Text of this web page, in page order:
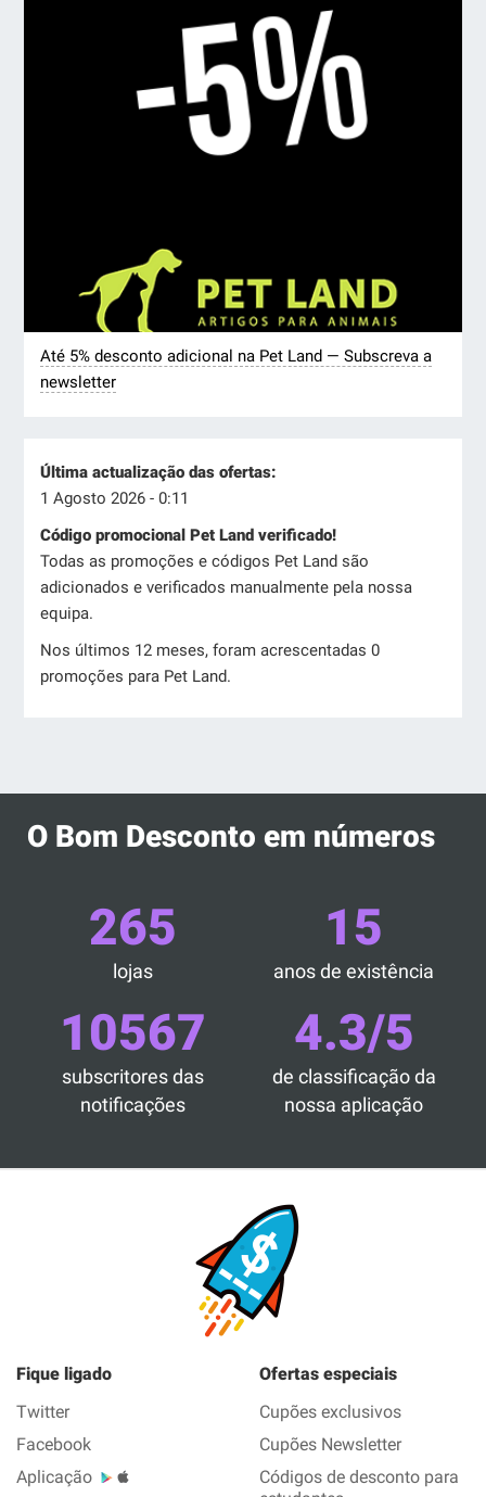
Até 5% desconto adicional na Pet Land — Subscreva a
newsletter
Última actualização das ofertas:
1 Agosto 2026 - 0:11
Código promocional Pet Land verificado!
Todas as promoções e códigos Pet Land são
adicionados e verificados manualmente pela nossa
equipa.
Nos últimos 12 meses, foram acrescentadas 0
promoções para Pet Land.
O Bom Desconto em números
265
lojas
15
anos de existência
10567
subscritores das
notificações
4.3/5
de classificação da
nossa aplicação
Fique ligado
Twitter
Facebook
Aplicação
Ofertas especiais
Cupões exclusivos
Cupões Newsletter
Códigos de desconto para